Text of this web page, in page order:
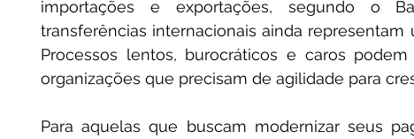
importações e exportações, segundo o
transferências internacionais ainda representam
Processos lentos, burocráticos e caros
organizações que precisam de agilidade para
Para aquelas que buscam modernizar seus